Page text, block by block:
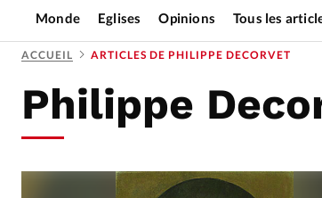
Monde Eglises Opinions Tous les
RUBRIQUES
Tous les articles
Actualité internationale
ACCUEIL ARTICLES DE PHILIPPE DECORVET
Philippe